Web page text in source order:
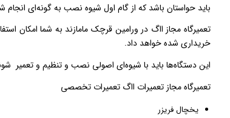
باید حواستان باشد که از گام اول شیوه نصب به گونه‌ای انجام
تعمیرگاه مجاز ااگ در ورامین قرچک مامازند به شما امکان
خریداری شده خواهد داد.
این دستگاه‌ها باید با شیوه‌ای اصولی نصب و تنظیم و تعمیر
تعمیرگاه مجاز تعمیرات ااگ تعمیرات تخصصی
یخچال فریزر